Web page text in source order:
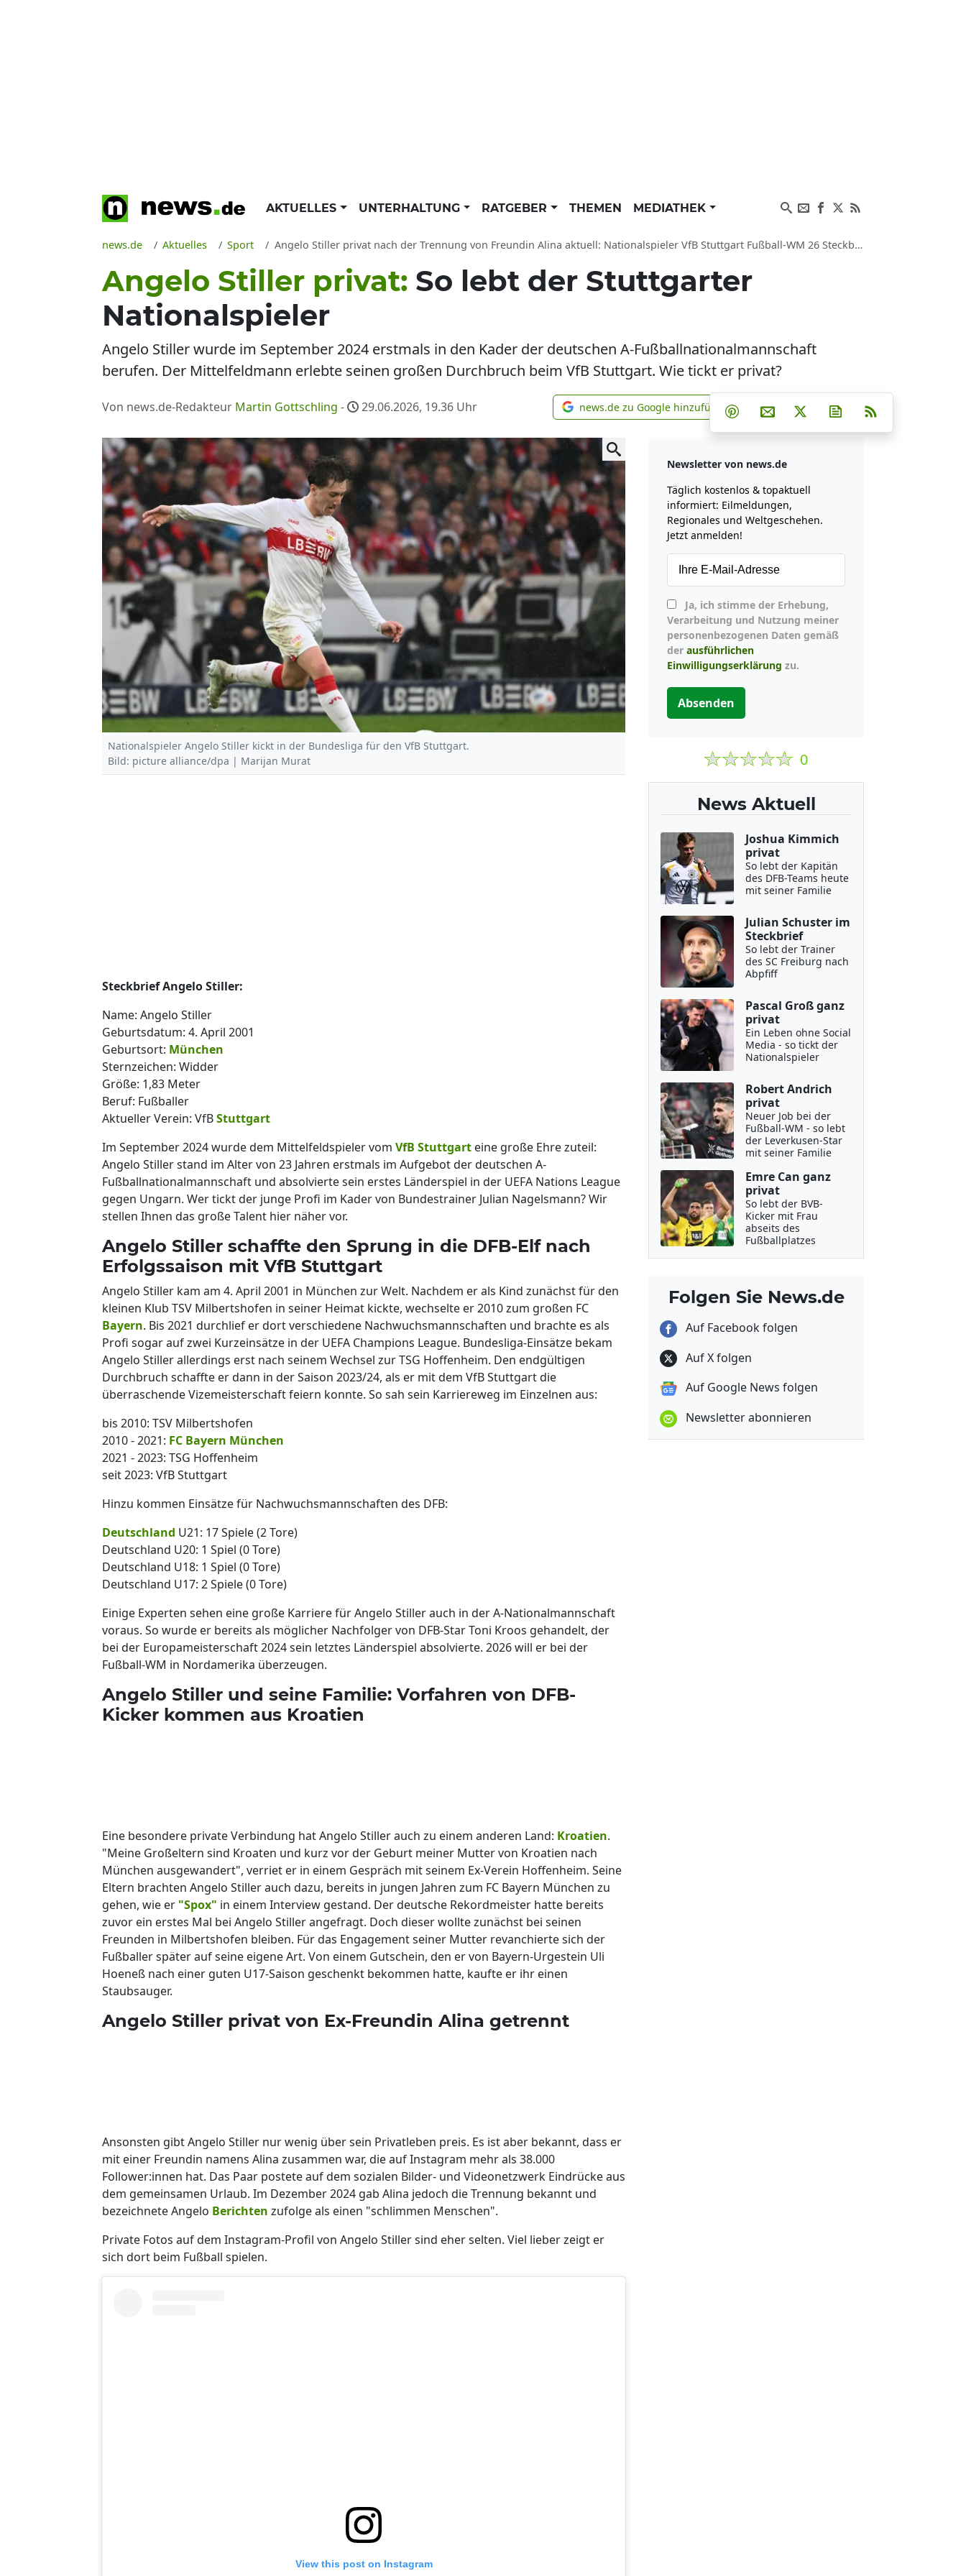
AKTUELLES UNTERHALTUNG RATGEBER THEMEN MEDIATHEK
news.de Aktuelles Sport Angelo Stiller privat nach der Trennung von Freundin Alina aktuell: Nationalspieler VfB Stuttgart Fußball-WM 26 Steckbrief Karriere DFB
Angelo Stiller privat: So lebt der Stuttgarter
Nationalspieler
Angelo Stiller wurde im September 2024 erstmals in den Kader der deutschen A-Fußballnationalmannschaft
berufen. Der Mittelfeldmann erlebte seinen großen Durchbruch beim VfB Stuttgart. Wie tickt er privat?
Von news.de-Redakteur Martin Gottschling - 29.06.2026, 19.36 Uhr news.de zu Google hinzufügen
news.de zu Google hinzufügen Teilen auf Facebook
Teilen auf Whatsapp
Teilen auf Telegram
Teilen auf Pinterest
Per E-Mail teilen
Post auf XNewsletter
Nationalspieler Angelo Stiller kickt in der Bundesliga für den VfB Stuttgart.
Bild: picture alliance/dpa | Marijan Murat
Steckbrief Angelo Stiller:
Name: Angelo Stiller
Geburtsdatum: 4. April 2001
Geburtsort: München
Sternzeichen: Widder
Größe: 1,83 Meter
Beruf: Fußballer
Aktueller Verein: VfBStuttgart
Im September 2024 wurde dem Mittelfeldspieler vom VfB Stuttgart eine große Ehre zuteil:
Angelo Stiller stand im Alter von 23 Jahren erstmals im Aufgebot der deutschen A-
Fußballnationalmannschaft und absolvierte sein erstes Länderspiel in der UEFA Nations League
gegen Ungarn. Wer tickt der junge Profi im Kader von Bundestrainer Julian Nagelsmann? Wir
stellen Ihnen das große Talent hier näher vor.
Angelo Stiller schaffte den Sprung in die DFB-Elf nach
Erfolgssaison mit VfB Stuttgart
Angelo Stiller kam am 4. April 2001 in München zur Welt. Nachdem er als Kind zunächst für den
kleinen Klub TSV Milbertshofen in seiner Heimat kickte, wechselte er 2010 zum großen FC
Bayern. Bis 2021 durchlief er dort verschiedene Nachwuchsmannschaften und brachte es als
Profi sogar auf zwei Kurzeinsätze in der UEFA Champions League. Bundesliga-Einsätze bekam
Angelo Stiller allerdings erst nach seinem Wechsel zur TSG Hoffenheim. Den endgültigen
Durchbruch schaffte er dann in der Saison 2023/24, als er mit dem VfB Stuttgart die
überraschende Vizemeisterschaft feiern konnte. So sah sein Karriereweg im Einzelnen aus:
bis 2010: TSV Milbertshofen
2010 - 2021: FC Bayern München
2021 - 2023: TSG Hoffenheim
seit 2023: VfB Stuttgart
Hinzu kommen Einsätze für Nachwuchsmannschaften des DFB:
Deutschland U21: 17 Spiele (2 Tore)
Deutschland U20: 1 Spiel (0 Tore)
Deutschland U18: 1 Spiel (0 Tore)
Deutschland U17: 2 Spiele (0 Tore)
Einige Experten sehen eine große Karriere für Angelo Stiller auch in der A-Nationalmannschaft
voraus. So wurde er bereits als möglicher Nachfolger von DFB-Star Toni Kroos gehandelt, der
bei der Europameisterschaft 2024 sein letztes Länderspiel absolvierte. 2026 will er bei der
Fußball-WM in Nordamerika überzeugen.
Angelo Stiller und seine Familie: Vorfahren von DFB-
Kicker kommen aus Kroatien
Eine besondere private Verbindung hat Angelo Stiller auch zu einem anderen Land: Kroatien.
"Meine Großeltern sind Kroaten und kurz vor der Geburt meiner Mutter von Kroatien nach
München ausgewandert", verriet er in einem Gespräch mit seinem Ex-Verein Hoffenheim. Seine
Eltern brachten Angelo Stiller auch dazu, bereits in jungen Jahren zum FC Bayern München zu
gehen, wie er "Spox" in einem Interview gestand. Der deutsche Rekordmeister hatte bereits
zuvor ein erstes Mal bei Angelo Stiller angefragt. Doch dieser wollte zunächst bei seinen
Freunden in Milbertshofen bleiben. Für das Engagement seiner Mutter revanchierte sich der
Fußballer später auf seine eigene Art. Von einem Gutschein, den er von Bayern-Urgestein Uli
Hoeneß nach einer guten U17-Saison geschenkt bekommen hatte, kaufte er ihr einen
Staubsauger.
Angelo Stiller privat von Ex-Freundin Alina getrennt
Ansonsten gibt Angelo Stiller nur wenig über sein Privatleben preis. Es ist aber bekannt, dass er
mit einer Freundin namens Alina zusammen war, die auf Instagram mehr als 38.000
Follower:innen hat. Das Paar postete auf dem sozialen Bilder- und Videonetzwerk Eindrücke aus
dem gemeinsamen Urlaub. Im Dezember 2024 gab Alina jedoch die Trennung bekannt und
bezeichnete Angelo Berichten zufolge als einen "schlimmen Menschen".
Private Fotos auf dem Instagram-Profil von Angelo Stiller sind eher selten. Viel lieber zeigt er
sich dort beim Fußball spielen.
View this post on Instagram
Newsletter von news.de
Täglich kostenlos & topaktuell
informiert: Eilmeldungen,
Regionales und Weltgeschehen.
Jetzt anmelden!
Verarbeitung und Nutzung meiner
personenbezogenen Daten gemäß
der ausführlichen
Einwilligungserklärung zu.
Absenden
0
News Aktuell
Joshua Kimmich
privat
So lebt der Kapitän
des DFB-Teams heute
mit seiner Familie
Julian Schuster im
Steckbrief
So lebt der Trainer
des SC Freiburg nach
Abpfiff
Pascal Groß ganz
privat
Ein Leben ohne Social
Media - so tickt der
Nationalspieler
Robert Andrich
privat
Neuer Job bei der
Fußball-WM - so lebt
der Leverkusen-Star
mit seiner Familie
Emre Can ganz
privat
So lebt der BVB-
Kicker mit Frau
abseits des
Fußballplatzes
Folgen Sie News.de
Auf Facebook folgen
Auf X folgen
Auf Google News folgen
Newsletter abonnieren